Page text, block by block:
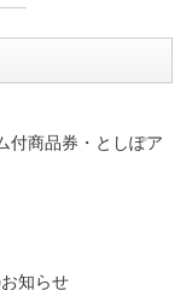
商品券・としぽア
知らせ